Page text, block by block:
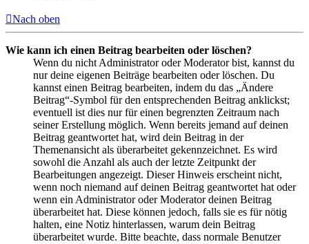
Nach oben
Wie kann ich einen Beitrag bearbeiten oder löschen?
Wenn du nicht Administrator oder Moderator bist, kannst du
nur deine eigenen Beiträge bearbeiten oder löschen. Du
kannst einen Beitrag bearbeiten, indem du das „Ändere
Beitrag“-Symbol für den entsprechenden Beitrag anklickst;
eventuell ist dies nur für einen begrenzten Zeitraum nach
seiner Erstellung möglich. Wenn bereits jemand auf deinen
Beitrag geantwortet hat, wird dein Beitrag in der
Themenansicht als überarbeitet gekennzeichnet. Es wird
sowohl die Anzahl als auch der letzte Zeitpunkt der
Bearbeitungen angezeigt. Dieser Hinweis erscheint nicht,
wenn noch niemand auf deinen Beitrag geantwortet hat oder
wenn ein Administrator oder Moderator deinen Beitrag
überarbeitet hat. Diese können jedoch, falls sie es für nötig
halten, eine Notiz hinterlassen, warum dein Beitrag
überarbeitet wurde. Bitte beachte, dass normale Benutzer